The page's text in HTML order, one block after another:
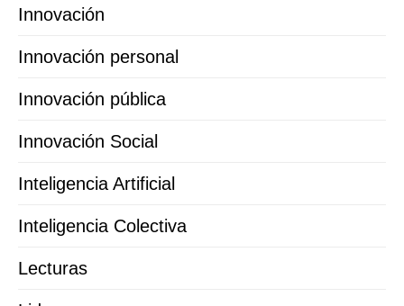
Innovación
Innovación personal
Innovación pública
Innovación Social
Inteligencia Artificial
Inteligencia Colectiva
Lecturas